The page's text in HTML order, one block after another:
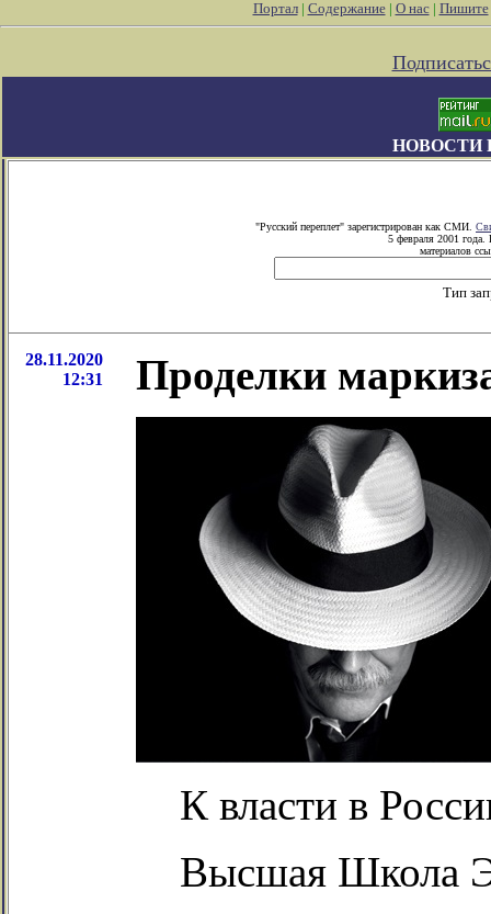
Портал| Содержание| О нас| Пишите
НОВОСТИ
"Русский переплет" зарегистрирован как СМИ.
5 февраля 2001 года.
материалов
Тип
28.11.2020
12:31
Проделки
К власти в
Высшая Школа